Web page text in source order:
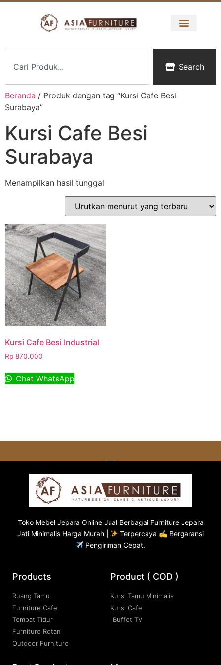
Search
Beranda / Produk dengan tag “Kursi Cafe Besi
Surabaya”
Kursi Cafe Besi
Surabaya
Menampilkan hasil tunggal
Kursi Cafe Besi Industrial
Rp 870.000
Chat WhatsApp
Toko Mebel Jepara Online Jual Berbagai Furniture Jepara
Jati Minimalis Harga Murah |
Terpercaya ✍ Bergaransi
Pengiriman Cepat.
Products
Ruang Tamu
Furniture Cafe
Tempat Tidur
Furniture Rotan
Outdoor Furniture
Product ( COD )
Kursi Tamu Minimalis
Kursi Cafe
Buffet TV